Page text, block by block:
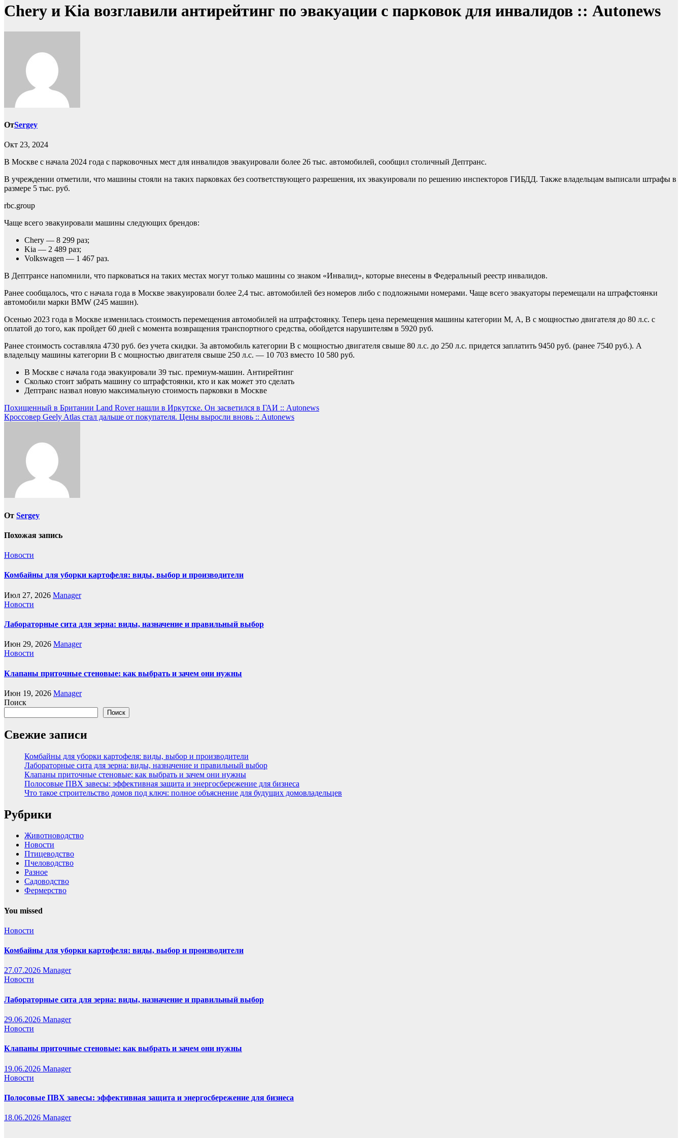
Chery и Kia возглавили антирейтинг по эвакуации с парковок для инвалидов :: Autonews
ОтSergey
Окт 23, 2024
В Москве с начала 2024 года с парковочных мест для инвалидов эвакуировали более 26 тыс. автомобилей, сообщил столичный Дептранс.
В учреждении отметили, что машины стояли на таких парковках без соответствующего разрешения, их эвакуировали по решению инспекторов ГИБДД. Также владельцам выписали штрафы в
размере 5 тыс. руб.
rbc.group
Чаще всего эвакуировали машины следующих брендов:
Chery — 8 299 раз;
Kia — 2 489 раз;
Volkswagen — 1 467 раз.
В Дептрансе напомнили, что парковаться на таких местах могут только машины со знаком «Инвалид», которые внесены в Федеральный реестр инвалидов.
Ранее сообщалось, что с начала года в Москве эвакуировали более 2,4 тыс. автомобилей без номеров либо с подложными номерами. Чаще всего эвакуаторы перемещали на штрафстоянки
автомобили марки BMW (245 машин).
Осенью 2023 года в Москве изменилась стоимость перемещения автомобилей на штрафстоянку. Теперь цена перемещения машины категории М, А, В с мощностью двигателя до 80 л.с. с
оплатой до того, как пройдет 60 дней с момента возвращения транспортного средства, обойдется нарушителям в 5920 руб.
Ранее стоимость составляла 4730 руб. без учета скидки. За автомобиль категории В с мощностью двигателя свыше 80 л.с. до 250 л.с. придется заплатить 9450 руб. (ранее 7540 руб.). А
владельцу машины категории В с мощностью двигателя свыше 250 л.с. — 10 703 вместо 10 580 руб.
В Москве с начала года эвакуировали 39 тыс. премиум-машин. Антирейтинг
Сколько стоит забрать машину со штрафстоянки, кто и как может это сделать
Дептранс назвал новую максимальную стоимость парковки в Москве
Навигация
по
Похищенный в Британии Land Rover нашли в Иркутске. Он засветился в ГАИ :: Autonews
Кроссовер Geely Atlas стал дальше от покупателя. Цены выросли вновь :: Autonews
От Sergey
Похожая запись
Новости
Комбайны для уборки картофеля: виды, выбор и производители
Июл 27, 2026 Manager
Новости
Лабораторные сита для зерна: виды, назначение и правильный выбор
Июн 29, 2026 Manager
Новости
Клапаны приточные стеновые: как выбрать и зачем они нужны
Июн 19, 2026 Manager
Поиск
Поиск
Свежие записи
Комбайны для уборки картофеля: виды, выбор и производители
Лабораторные сита для зерна: виды, назначение и правильный выбор
Клапаны приточные стеновые: как выбрать и зачем они нужны
Полосовые ПВХ завесы: эффективная защита и энергосбережение для бизнеса
Что такое строительство домов под ключ: полное объяснение для будущих домовладельцев
Рубрики
Животноводство
Новости
Птицеводство
Пчеловодство
Разное
Садоводство
Фермерство
You missed
Новости
Комбайны для уборки картофеля: виды, выбор и производители
27.07.2026 Manager
Новости
Лабораторные сита для зерна: виды, назначение и правильный выбор
29.06.2026 Manager
Новости
Клапаны приточные стеновые: как выбрать и зачем они нужны
19.06.2026 Manager
Новости
Полосовые ПВХ завесы: эффективная защита и энергосбережение для бизнеса
18.06.2026 Manager